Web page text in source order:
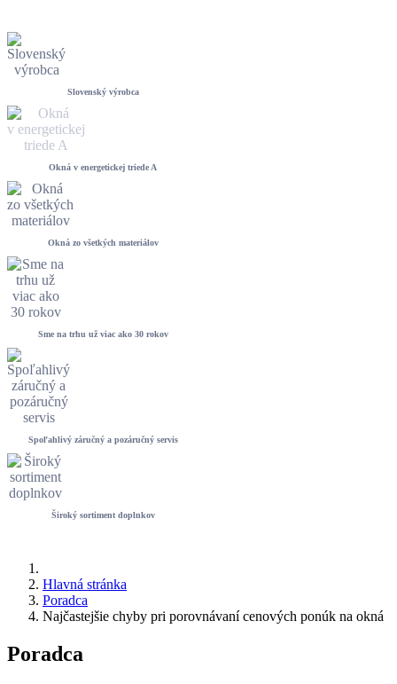
Slovenský výrobca
Okná v energetickej triede A
Okná zo všetkých materiálov
Sme na trhu už viac ako 30 rokov
Spoľahlivý záručný a pozáručný servis
Široký sortiment doplnkov
Hlavná stránka
Poradca
Najčastejšie chyby pri porovnávaní cenových ponúk na okná
Poradca